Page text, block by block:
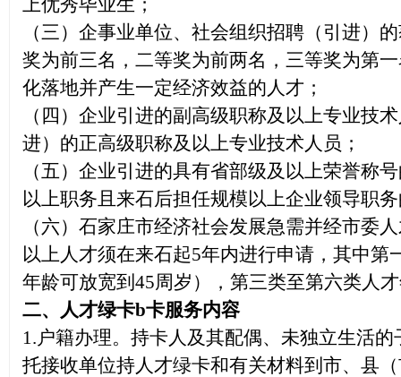
上优秀毕业生；
（三）企事业单位、社会组织招聘（引进）
奖为前三名，二等奖为前两名，三等奖为第
化落地并产生一定经济效益的人才；
（四）企业引进的副高级职称及以上专业技
进）的正高级职称及以上专业技术人员；
（五）企业引进的具有省部级及以上荣誉称
以上职务且来石后担任规模以上企业领导职
（六）石家庄市经济社会发展急需并经市委
以上人才须在来石起5年内进行申请，其中
年龄可放宽到45周岁），第三类至第六类人
二、人才绿卡b卡服务内容
1.户籍办理。持卡人及其配偶、未独立生活
托接收单位持人才绿卡和有关材料到市、县